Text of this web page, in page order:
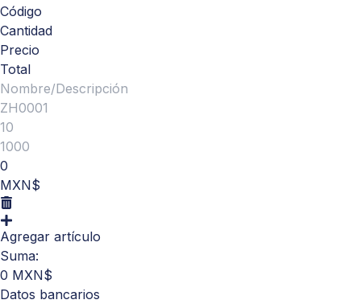
Código
Cantidad
Precio
Total
0
MXN$
Agregar artículo
Suma:
0 MXN$
Datos bancarios